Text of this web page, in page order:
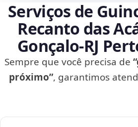
Serviços de
Recanto das
Gonçalo‑RJ
Sempre que você precisa de
próximo”, garantimos